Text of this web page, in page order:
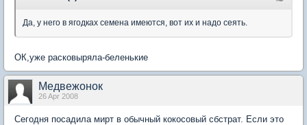
Да, у него в ягодках семена имеются, вот их и надо сеять.
ОК,уже расковыряла-беленькие
Медвежонок
26 Apr 2008
Сегодня посадила мирт в обычный кокосовый сбстрат. Если это